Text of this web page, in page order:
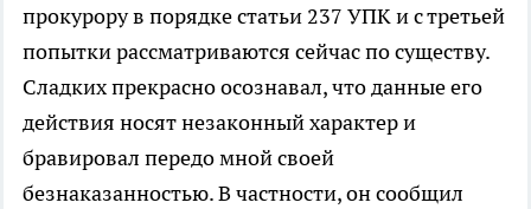
прокурору в порядке статьи 237 УПК и с третьей
попытки рассматриваются сейчас по существу.
Сладких прекрасно осознавал, что данные его
действия носят незаконный характер и
бравировал передо мной своей
безнаказанностью. В частности, он сообщил